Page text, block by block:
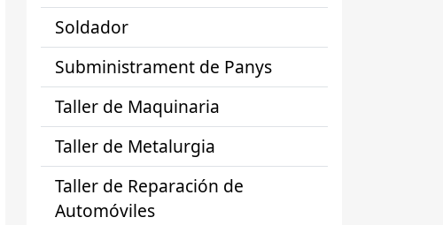
Soldador
Subministrament de Panys
Taller de Maquinaria
Taller de Metalurgia
Taller de Reparación de
Automóviles